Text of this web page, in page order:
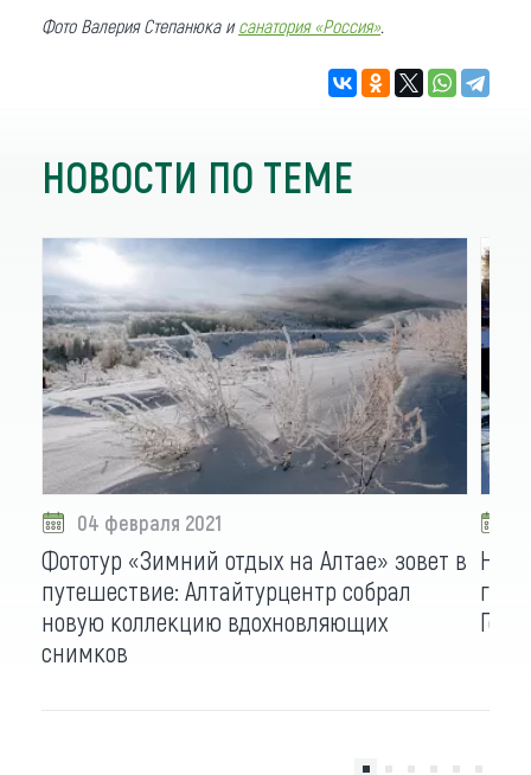
Фото Валерия Степанюка и санатория «Россия».
НОВОСТИ ПО ТЕМЕ
04 февраля 2021
Фототур «Зимний отдых на Алтае» зовет в
путешествие: Алтайтурцентр собрал
новую коллекцию вдохновляющих
снимков
На